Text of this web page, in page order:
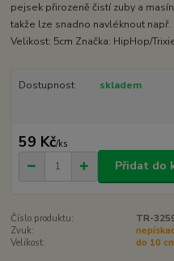
pejsek přirozeně čistí zuby a
takže lze snadno navléknout
Velikost: 5cm Značka: HipHop/
Dostupnost skladem
59 Kč/ks
Přidat do
Číslo produktu:
TR-
Zvuk:
Velikost:
do 10